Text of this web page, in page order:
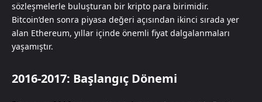
sözleşmelerle buluşturan bir kripto para birimidir.
Bitcoin’den sonra piyasa değeri açısından ikinci sırada yer
alan Ethereum, yıllar içinde önemli fiyat dalgalanmaları
yaşamıştır.
2016-2017: Başlangıç Dönemi